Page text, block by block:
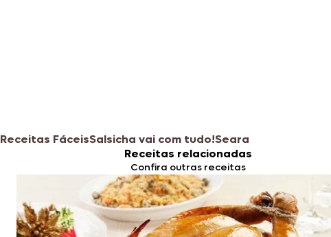
Receitas FáceisSalsicha vai com tudo!Seara
Receitas relacionadas
Confira outras receitas